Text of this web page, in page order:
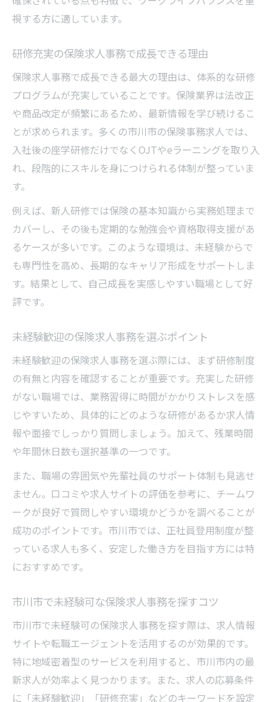
視する方に適しています。
研修充実の保険求人事務で成長できる理由
保険求人事務で成長できる最大の理由は、体系的な研修
プログラムが充実していることです。保険業界は法改正
や商品改定が頻繁にあるため、最新情報を学び続けるこ
とが求められます。多くの市川市の保険事務求人では、
入社後の座学研修だけでなくOJTやeラーニングを取り入
れ、段階的にスキルを身につけられる体制が整っていま
す。
例えば、新人研修では保険の基本知識から実務処理まで
カバーし、その後も定期的な勉強会や資格取得支援があ
るケースが多いです。このような環境は、未経験からで
も専門性を高め、長期的なキャリア形成をサポートしま
す。結果として、自己成長を実感しやすい職場として好
評です。
未経験歓迎の保険求人事務を選ぶポイント
未経験歓迎の保険求人事務を選ぶ際には、まず研修制度
の有無と内容を確認することが重要です。充実した研修
がない職場では、業務習得に時間がかかりストレスを感
じやすいため、具体的にどのような研修があるか求人情
報や面接でしっかり質問しましょう。加えて、残業時間
や年間休日数も選択基準の一つです。
また、職場の雰囲気や先輩社員のサポート体制も見逃せ
ません。口コミや求人サイトの評価を参考に、チームワ
ークが良好で質問しやすい環境かどうかを調べることが
成功のポイントです。市川市では、正社員登用制度が整
っている求人も多く、安定した働き方を目指す方には特
におすすめです。
市川市で未経験可な保険求人事務を探すコツ
市川市で未経験可の保険求人事務を探す際は、求人情報
サイトや転職エージェントを活用するのが効果的です。
特に地域密着型のサービスを利用すると、市川市内の最
新求人が効率よく見つかります。また、求人の応募条件
に「未経験歓迎」「研修充実」などのキーワードを設定